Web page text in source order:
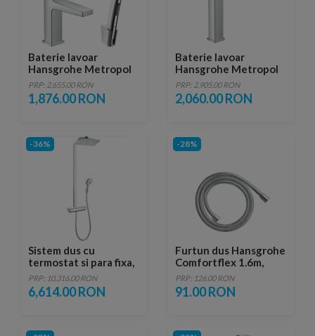
Baterie lavoar
Hansgrohe Metropol
cu dus tip bideu
pentru igiena intima,
fara ventil
PRP: 2,655.00 RON
1,876.00 RON
Baterie lavoar
Hansgrohe Metropol
260, ventil push-open,
pentru lavoar tip bol
PRP: 2,905.00 RON
2,060.00 RON
-36%
Sistem dus cu
termostat si para fixa,
cromat Hansgrohe
Raindance Select E
360
PRP: 10,316.00 RON
6,614.00 RON
-28%
Furtun dus Hansgrohe
Comfortflex 1.6m,
crom
PRP: 126.00 RON
91.00 RON